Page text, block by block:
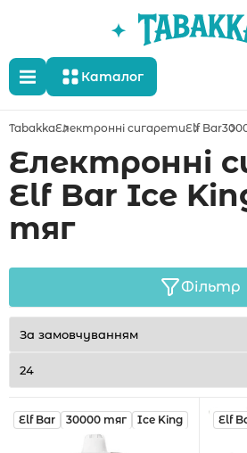
Каталог
TabakkaЕлектронні сигаретиElf Bar
Електронні
Elf Bar Ice
тяг
Фільтр
Elf Bar 30000 тяг Ice King Elf